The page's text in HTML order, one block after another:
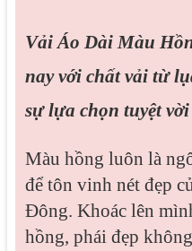
Vải Áo Dài Màu
nay với chất vải từ
sự lựa chọn tuyệt
Màu hồng luôn là
để tôn vinh nét đẹp
Đông. Khoác lên
hồng, phái đẹp